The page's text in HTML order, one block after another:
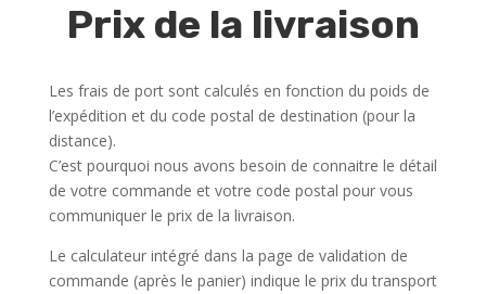
Prix de la livraison
Les frais de port sont calculés en fonction du poids de
l’expédition et du code postal de destination (pour la
distance).
C’est pourquoi nous avons besoin de connaitre le détail
de votre commande et votre code postal pour vous
communiquer le prix de la livraison.
Le calculateur intégré dans la page de validation de
commande (après le panier) indique le prix du transport